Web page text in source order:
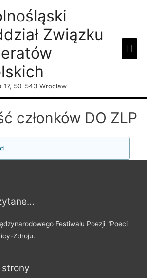
Związku
17, 50-543 Wrocław
członków DO ZLP
Festiwalu Poezji "Poeci
Zdroju.